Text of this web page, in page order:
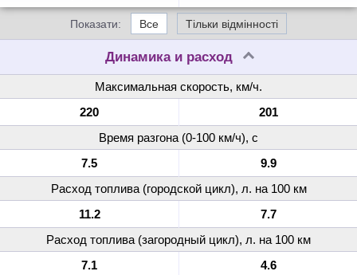
Показати: Все Тільки відмінності
Динамика и расход
Максимальная скорость, км/ч.
220
201
Время разгона (0-100 км/ч), с
7.5
9.9
Расход топлива (городской цикл), л. на 100 км
11.2
7.7
Расход топлива (загородный цикл), л. на 100 км
7.1
4.6